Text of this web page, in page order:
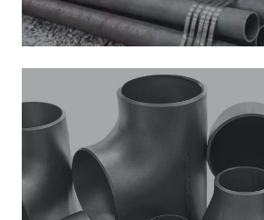
DETAYLI BİLGİ